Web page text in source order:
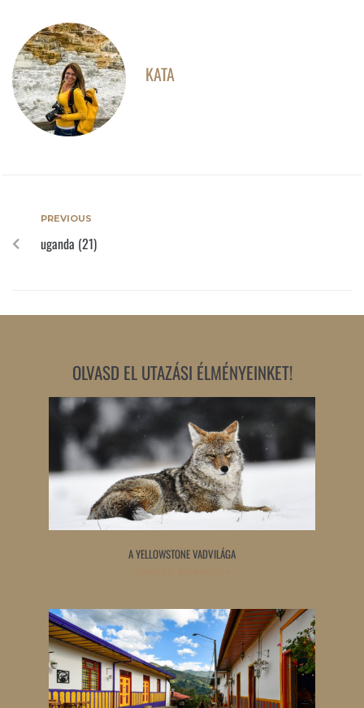
KATA
PREVIOUS
uganda (21)
OLVASD EL UTAZÁSI ÉLMÉNYEINKET!
A YELLOWSTONE VADVILÁGA